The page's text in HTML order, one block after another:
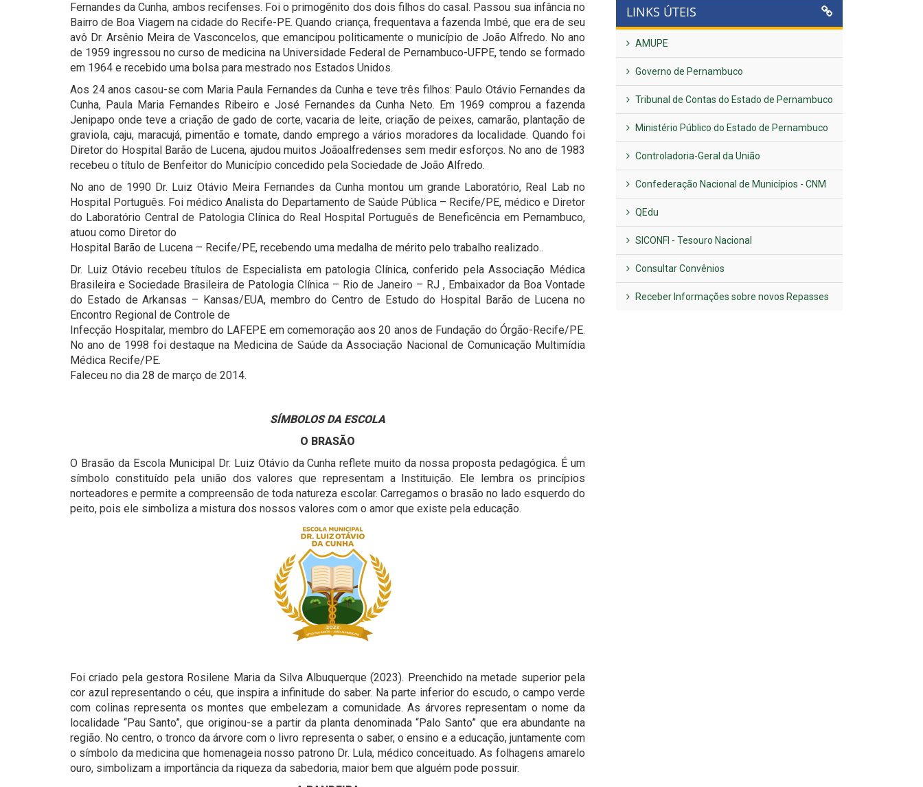
Fernandes da Cunha, ambos recifenses. Foi o primogênito dos dois filhos do casal. Passou sua infância no
Bairro de Boa Viagem na cidade do Recife-PE. Quando criança, frequentava a fazenda Imbé, que era de seu
avô Dr. Arsênio Meira de Vasconcelos, que emancipou politicamente o município de João Alfredo. No ano
de 1959 ingressou no curso de medicina na Universidade Federal de Pernambuco-UFPE, tendo se formado
em 1964 e recebido uma bolsa para mestrado nos Estados Unidos.
Aos 24 anos casou-se com Maria Paula Fernandes da Cunha e teve três filhos: Paulo Otávio Fernandes da
Cunha, Paula Maria Fernandes Ribeiro e José Fernandes da Cunha Neto. Em 1969 comprou a fazenda
Jenipapo onde teve a criação de gado de corte, vacaria de leite, criação de peixes, camarão, plantação de
graviola, caju, maracujá, pimentão e tomate, dando emprego a vários moradores da localidade. Quando foi
Diretor do Hospital Barão de Lucena, ajudou muitos Joãoalfredenses sem medir esforços. No ano de 1983
recebeu o título de Benfeitor do Município concedido pela Sociedade de João Alfredo.
No ano de 1990 Dr. Luiz Otávio Meira Fernandes da Cunha montou um grande Laboratório, Real Lab no
Hospital Português. Foi médico Analista do Departamento de Saúde Pública – Recife/PE, médico e Diretor
do Laboratório Central de Patologia Clínica do Real Hospital Português de Beneficência em Pernambuco,
atuou como Diretor do
Hospital Barão de Lucena – Recife/PE, recebendo uma medalha de mérito pelo trabalho realizado..
Dr. Luiz Otávio recebeu títulos de Especialista em patologia Clínica, conferido pela Associação Médica
Brasileira e Sociedade Brasileira de Patologia Clínica – Rio de Janeiro – RJ , Embaixador da Boa Vontade
do Estado de Arkansas – Kansas/EUA, membro do Centro de Estudo do Hospital Barão de Lucena no
Encontro Regional de Controle de
Infecção Hospitalar, membro do LAFEPE em comemoração aos 20 anos de Fundação do Órgão-Recife/PE.
No ano de 1998 foi destaque na Medicina de Saúde da Associação Nacional de Comunicação Multimídia
Médica Recife/PE.
Faleceu no dia 28 de março de 2014.
SÍMBOLOS DA ESCOLA
O BRASÃO
O Brasão da Escola Municipal Dr. Luiz Otávio da Cunha reflete muito da nossa proposta pedagógica. É um
símbolo constituído pela união dos valores que representam a Instituição. Ele lembra os princípios
norteadores e permite a compreensão de toda natureza escolar. Carregamos o brasão no lado esquerdo do
peito, pois ele simboliza a mistura dos nossos valores com o amor que existe pela educação.
Foi criado pela gestora Rosilene Maria da Silva Albuquerque (2023). Preenchido na metade superior pela
cor azul representando o céu, que inspira a infinitude do saber. Na parte inferior do escudo, o campo verde
com colinas representa os montes que embelezam a comunidade. As árvores representam o nome da
localidade “Pau Santo”, que originou-se a partir da planta denominada “Palo Santo” que era abundante na
região. No centro, o tronco da árvore com o livro representa o saber, o ensino e a educação, juntamente com
o símbolo da medicina que homenageia nosso patrono Dr. Lula, médico conceituado. As folhagens amarelo
ouro, simbolizam a importância da riqueza da sabedoria, maior bem que alguém pode possuir.
LINKS ÚTEIS
AMUPE
Governo de Pernambuco
Tribunal de Contas do Estado de Pernambuco
Ministério Público do Estado de Pernambuco
Controladoria-Geral da União
Confederação Nacional de Municípios - CNM
QEdu
SICONFI - Tesouro Nacional
Consultar Convênios
Receber Informações sobre novos Repasses